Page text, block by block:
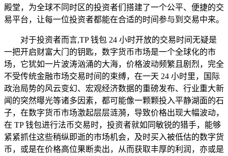
殿堂，为全球不同时区的投资者们搭建了一个公平、便捷的交
易平台，让每一位投资者都能在合适的时间参与到交易中来。
对于投资者而言,TP 钱包 24 小时开放的交易时间无疑是
一把开启财富大门的钥匙，数字货币市场是一个全球化的市
场，它犹如一片波涛汹涌的大海，价格波动频繁且剧烈，完全
不受传统金融市场交易时间的束缚，在一天 24 小时里，国际
政治局势的风云变幻、宏观经济数据的重磅发布、行业重大新
闻的突然曝光等诸多因素，都可能像一颗颗投入平静湖面的石
子，在数字货币市场激起层层涟漪，导致价格出现大幅波动，
在 TP 钱包进行法币交易时，投资者就如同敏锐的猎手，能够
紧紧抓住这些稍纵即逝的市场机会，及时买入被低估的数字货
币，或是在价格高位果断卖出，从而获取丰厚的利润，亦或是